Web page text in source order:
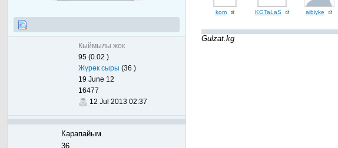
Кыймылы жок
95 (0.02 )
Жүрөк сыры (36 )
19 June 12
16477
12 Jul 2013 02:37
Карапайым
36
kom KGTaLaS aibiyke
Gulzat.kg